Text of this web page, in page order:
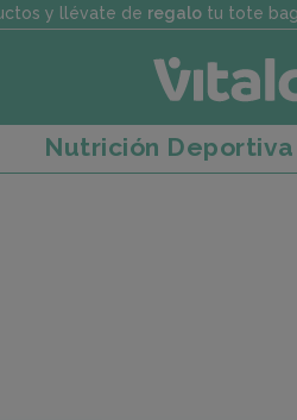
y llévate de regalotu tote bag
Nutrición Deportiva